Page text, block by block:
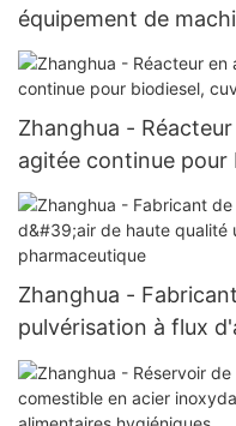
équipement de
Zhanghua -
agitée continue pour
Zhanghua -
pulvérisation à flux
dans l'industrie